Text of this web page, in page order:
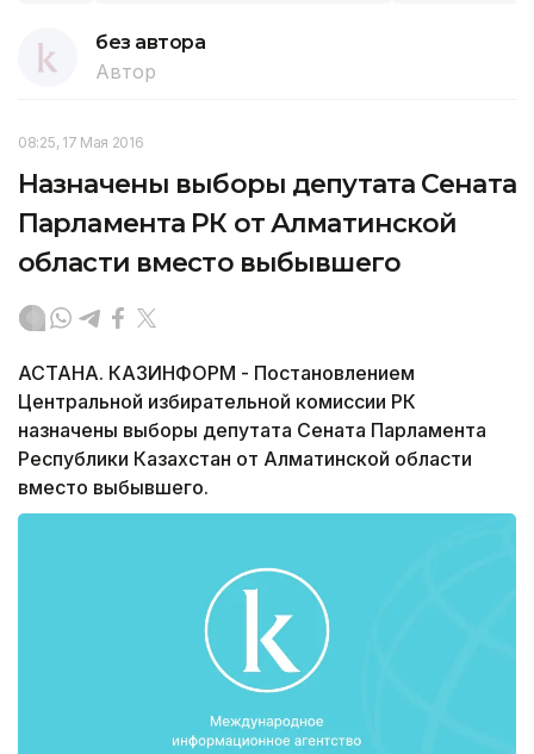
без автора
Автор
08:25, 17 Мая 2016
Назначены выборы депутата Сената
Парламента РК от Алматинской
области вместо выбывшего
АСТАНА. КАЗИНФОРМ - Постановлением
Центральной избирательной комиссии РК
назначены выборы депутата Сената Парламента
Республики Казахстан от Алматинской области
вместо выбывшего.